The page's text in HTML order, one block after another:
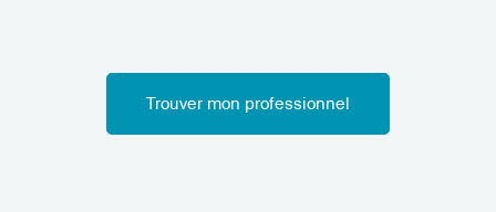
Trouver mon professionnel